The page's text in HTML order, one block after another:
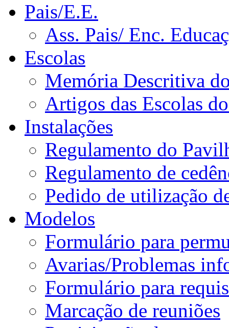
Pais/E.E.
Ass. Pais/ Enc.
Escolas
Memória Descritiva
Artigos das Escolas
Instalações
Regulamento do
Regulamento de
Pedido de utilização
Modelos
Formulário para
Avarias/Problemas
Formulário para
Marcação de reuniões